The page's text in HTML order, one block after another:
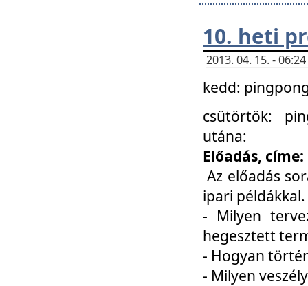
10. heti
2013. 04. 15. -
kedd:
csütörtök:
utána:
Előadás,
Az előadás
ipari
- Milyen
hegesztett
- Hogyan
- Milyen